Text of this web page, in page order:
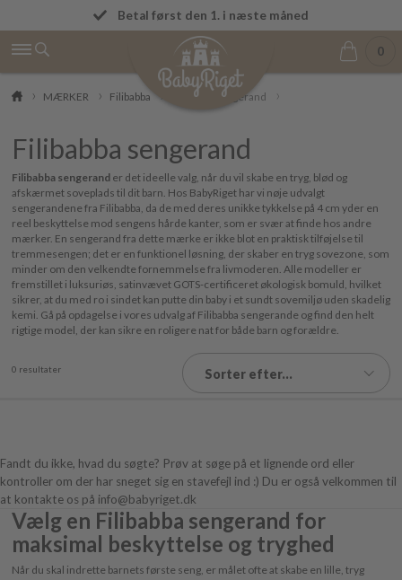
Fremragende på Trustpilot ★★★★★ 4,9/5
Betal først den 1. i næste måned
0
MÆRKER Filibabba Filibabba sengerand
Filibabba sengerand
Filibabba sengerander det ideelle valg, når du vil skabe en tryg, blød og
afskærmet soveplads til dit barn. Hos BabyRiget har vi nøje udvalgt
sengerandene fra Filibabba, da de med deres unikke tykkelse på 4 cm yder en
reel beskyttelse mod sengens hårde kanter, som er svær at finde hos andre
mærker. En sengerand fra dette mærke er ikke blot en praktisk tilføjelse til
tremmesengen; det er en funktionel løsning, der skaber en tryg sovezone, som
minder om den velkendte fornemmelse fra livmoderen. Alle modeller er
fremstillet i luksuriøs, satinvævet GOTS-certificeret økologisk bomuld, hvilket
sikrer, at du med ro i sindet kan putte din baby i et sundt sovemiljø uden skadelig
kemi. Gå på opdagelse i vores udvalg af Filibabba sengerande og find den helt
rigtige model, der kan sikre en roligere nat for både barn og forældre.
Sorter efter...
0 resultater
Fandt du ikke, hvad du søgte? Prøv at søge på et lignende ord eller
kontroller om der har sneget sig en stavefejl ind :) Du er også velkommen til
at kontakte os på info@babyriget.dk
Vælg en Filibabba sengerand for
maksimal beskyttelse og tryghed
Når du skal indrette barnets første seng, er målet ofte at skabe en lille, tryg